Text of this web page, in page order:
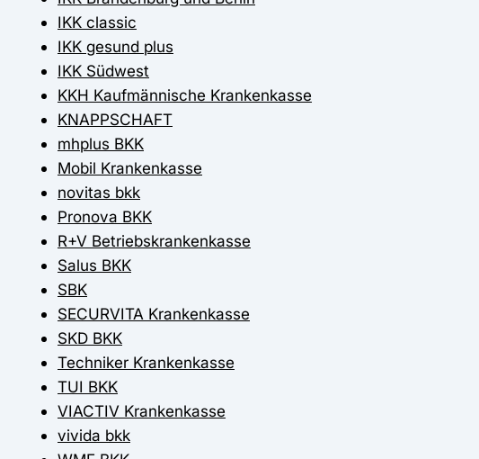
IKK classic
IKK gesund plus
IKK Südwest
KKH Kaufmännische Krankenkasse
KNAPPSCHAFT
mhplus BKK
Mobil Krankenkasse
novitas bkk
Pronova BKK
R+V Betriebskrankenkasse
Salus BKK
SBK
SECURVITA Krankenkasse
SKD BKK
Techniker Krankenkasse
TUI BKK
VIACTIV Krankenkasse
vivida bkk